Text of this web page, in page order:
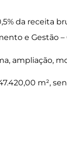
da receita
e Gestão –
ampliação,
m²,